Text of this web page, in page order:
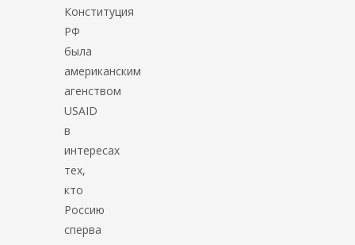
Конституция
РФ
была
американским
агенством
USAID
в
интересах
тех,
кто
Россию
сперва